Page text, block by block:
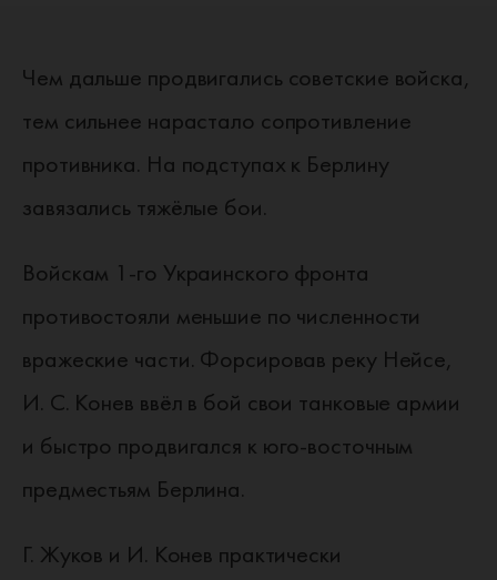
Чем дальше продвигались советские войска,
тем сильнее нарастало сопротивление
противника. На подступах к Берлину
завязались тяжёлые бои.
Войскам 1-го Украинского фронта
противостояли меньшие по численности
вражеские части. Форсировав реку Нейсе,
И. С. Конев ввёл в бой свои танковые армии
и быстро продвигался к юго-восточным
предместьям Берлина.
Г. Жуков и И. Конев практически